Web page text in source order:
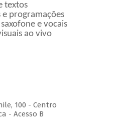
textos
e programações
e vocais
ao vivo
100 - Centro
- Acesso B